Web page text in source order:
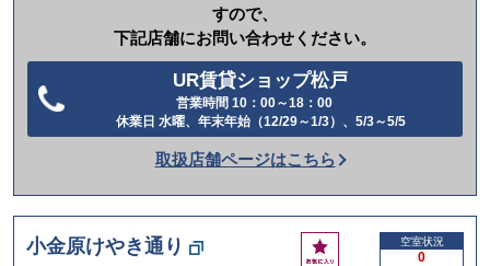
すので、
下記店舗にお問い合わせください。
UR賃貸ショップ松戸
営業時間 10：00～18：00
休業日 水曜、年末年始（12/29～1/3）、5/3～5/5
話
か
け
る
取扱店舗ページはこちら
小金原けやき通り
お
空室状況
0